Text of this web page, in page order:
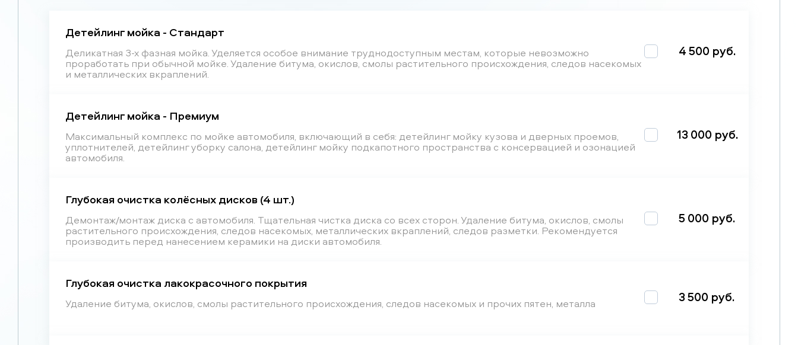
Детейлинг мойка - Стандарт
Деликатная 3-х фазная мойка. Уделяется особое внимание труднодоступным местам, которые невозможно
проработать при обычной мойке. Удаление битума, окислов, смолы растительного происхождения, следов насекомых
и металлических вкраплений.
4 500 руб.
Детейлинг мойка - Премиум
Максимальный комплекс по мойке автомобиля, включающий в себя: детейлинг мойку кузова и дверных проемов,
уплотнителей, детейлинг уборку салона, детейлинг мойку подкапотного пространства с консервацией и озонацией
автомобиля.
13 000 руб.
Глубокая очистка колёсных дисков (4 шт.)
Демонтаж/монтаж диска с автомобиля. Тщательная чистка диска со всех сторон. Удаление битума, окислов, смолы
растительного происхождения, следов насекомых, металлических вкраплений, следов разметки. Рекомендуется
производить перед нанесением керамики на диски автомобиля.
5 000 руб.
Глубокая очистка лакокрасочного покрытия
Удаление битума, окислов, смолы растительного происхождения, следов насекомых и прочих пятен, металла 3 500 руб.